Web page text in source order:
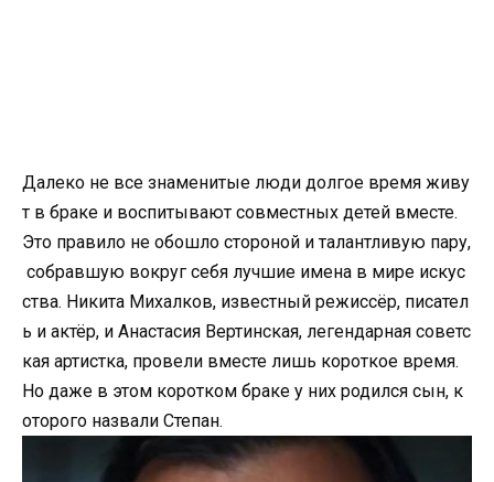
Далеко не все знаменитые люди долгое время живу
т в браке и воспитывают совместных детей вместе.
Это правило не обошло стороной и талантливую пару,
собравшую вокруг себя лучшие имена в мире искус
ства. Никита Михалков, известный режиссёр, писател
ь и актёр, и Анастасия Вертинская, легендарная советс
кая артистка, провели вместе лишь короткое время.
Но даже в этом коротком браке у них родился сын, к
оторого назвали Степан.